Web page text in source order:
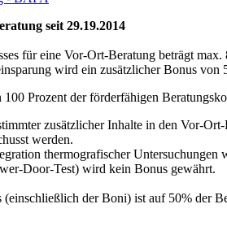
seit 29.19.2014
für eine Vor-Ort-Beratung beträgt
wird ein zusätzlicher Bonus von
Prozent der förderfähigen
zusätzlicher Inhalte in den Vor-
werden.
thermografischer
Door-Test) wird kein Bonus gewährt.
(einschließlich der Boni) ist auf 50% der